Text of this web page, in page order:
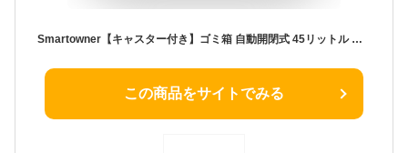
Smartowner【キャスター付き】ゴミ箱 自動開閉式 45リットル 対応 ロールオン式 （大容量/45Lゴミ袋使用可能）デュアルモード 知覚距離の調整 スリム 静音 ステンレス製 お手入れ簡単 ゴミ袋のずれ・漏れを防ぐ （特許取得の待機電力省エネ技術により/最大365日使用可能 (ホワイト, 45L)
この商品をサイトでみる